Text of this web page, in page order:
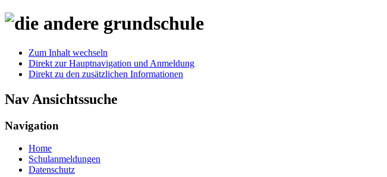
Zum Inhalt wechseln
Direkt zur Hauptnavigation und Anmeldung
Direkt zu den zusätzlichen Informationen
Nav Ansichtssuche
Navigation
Home
Schulanmeldungen
Datenschutz